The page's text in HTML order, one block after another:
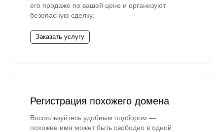
его продаже по вашей цене и организуют
безопасную сделку.
Заказать услугу
Регистрация похожего домена
Воспользуйтесь удобным подбором —
похожее имя может быть свободно в одной